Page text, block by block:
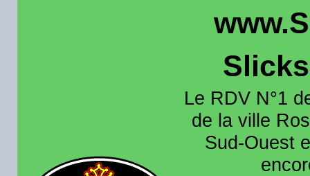
Le RDV N°1
de la ville
Sud-Ouest